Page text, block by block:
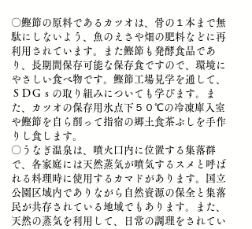
〇鰹節の原料であるカツオは、骨の１本まで無
駄にしないよう、魚のえさや畑の肥料などに再
利用されています。また鰹節も発酵食品であ
り、長期間保存可能な保存食ですので、環境に
やさしい食べ物です。鰹節工場見学を通して、
ＳＤＧｓの取り組みについても学びます。ま
た、カツオの保存用氷点下５０℃の冷凍庫入室
や鰹節を自ら削って指宿の郷土食茶ぶしを手作
りし食します。
〇うなぎ温泉は、噴火口内に位置する集落群
で、各家庭には天然蒸気が噴気するスメと呼ば
れる料理時に使用するカマドがあります。国立
公園区域内でありながら自然資源の保全と集落
民が共存されている地域でもあります。また、
天然の蒸気を利用して、日常の調理をされてい